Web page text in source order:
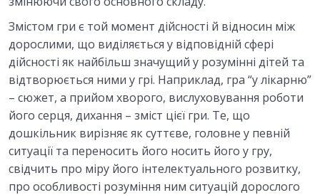
Змістом гри є той момент дійсності й відносин між
дорослими, що виділяється у відповідній сфері
дійсності як найбільш значущий у розумінні дітей та
відтворюється ними у грі. Наприклад, гра “у лікарню”
– сюжет, а прийом хворого, вислуховування роботи
його серця, дихання – зміст цієї гри. Те, що
дошкільник вирізняє як суттєве, головне у певній
ситуації та переносить його носить його у гру,
свідчить про міру його інтелектуального розвитку,
про особливості розуміння ним ситуацій дорослого